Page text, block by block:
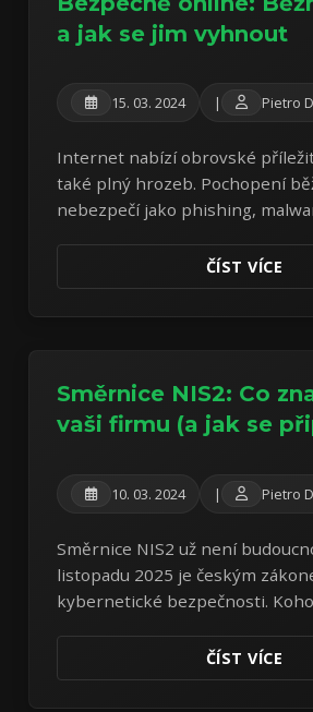
a jak se jim vyhnout
15. 03. 2024 | Pietro
Internet nabízí obrovské
také plný hrozeb. Pochopení
nebezpečí jako phishing,
ČÍST VÍCE
Směrnice NIS2: Co
vaši firmu (a jak se
10. 03. 2024 | Pietro
Směrnice NIS2 už není
listopadu 2025 je českým
kybernetické bezpečnosti.
ČÍST VÍCE